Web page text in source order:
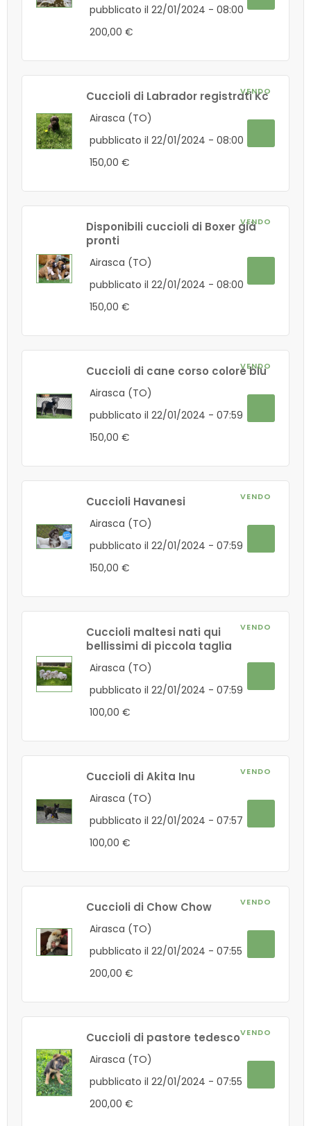
pubblicato il 22/01/2024 - 08:00
200,00 €
VENDO
Cuccioli di Labrador registrati Kc
Airasca (TO)
pubblicato il 22/01/2024 - 08:00
150,00 €
VENDO
Disponibili cuccioli di Boxer già
pronti
Airasca (TO)
pubblicato il 22/01/2024 - 08:00
150,00 €
VENDO
Cuccioli di cane corso colore blu
Airasca (TO)
pubblicato il 22/01/2024 - 07:59
150,00 €
VENDO
Cuccioli Havanesi
Airasca (TO)
pubblicato il 22/01/2024 - 07:59
150,00 €
VENDO
Cuccioli maltesi nati qui
bellissimi di piccola taglia
Airasca (TO)
pubblicato il 22/01/2024 - 07:59
100,00 €
VENDO
Cuccioli di Akita Inu
Airasca (TO)
pubblicato il 22/01/2024 - 07:57
100,00 €
VENDO
Cuccioli di Chow Chow
Airasca (TO)
pubblicato il 22/01/2024 - 07:55
200,00 €
VENDO
Cuccioli di pastore tedesco
Airasca (TO)
pubblicato il 22/01/2024 - 07:55
200,00 €